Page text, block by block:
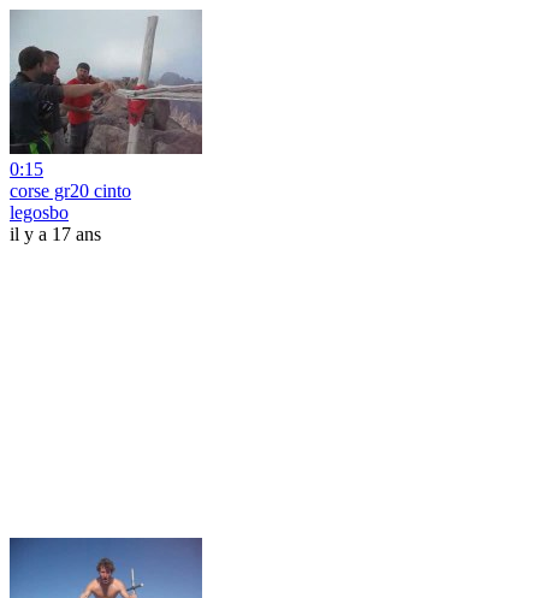
0:15
corse gr20 cinto
legosbo
il y a 17 ans